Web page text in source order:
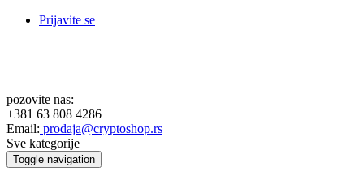
Prijavite se
pozovite nas:
+381 63 808 4286
Email: prodaja@cryptoshop.rs
Sve kategorije
Toggle navigation